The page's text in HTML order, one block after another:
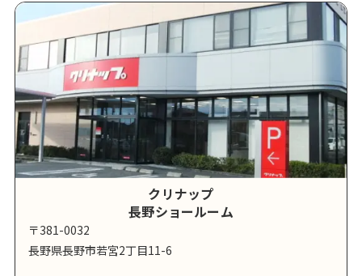
クリナップ
長野ショールーム
〒381-0032
長野県長野市若宮2丁目11-6